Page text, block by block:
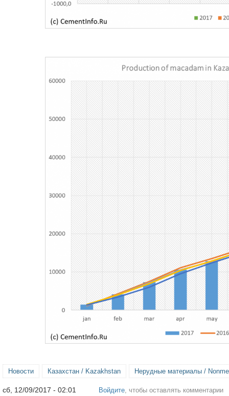
Новости Казахстан / Kazakhstan Нерудные материалы /
сб, 12/09/2017 - 02:01 Войдите , чтобы оставлять комментарии